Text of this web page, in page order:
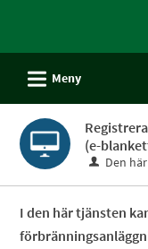
Dorotea
kommun
L Meny
(e-
Den
I den här tjänsten